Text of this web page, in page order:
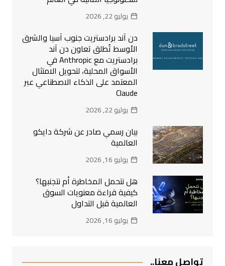
يوليو 22, 2026
دن آند برادستريت جنوب آسيا والشرق
الأوسط تُطلق تعاون دن آند
برادستريت مع Anthropic في
الأسواق المحلية، لتحويل الامتثال
المعتمد على الذكاء الاصطناعي عبر
Claude
يوليو 22, 2026
بيان رسمي صادر عن شركة دايكو
العالمية
يوليو 16, 2026
هل نتحمل المخاطرة أم نتجنبها؟
كيفية قراءة معنويات السوق
العالمية قبل التداول
يوليو 16, 2026
تواصل معنا..